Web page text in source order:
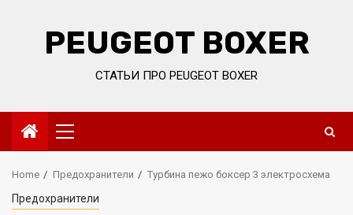
PEUGEOT BOXER
СТАТЬИ ПРО PEUGEOT BOXER
Primary
Menu
Home Предохранители Турбина пежо боксер 3 электросхема
Предохранители